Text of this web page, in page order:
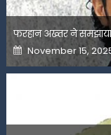
फरहान अख्तर ने
Posted
on
November 15,